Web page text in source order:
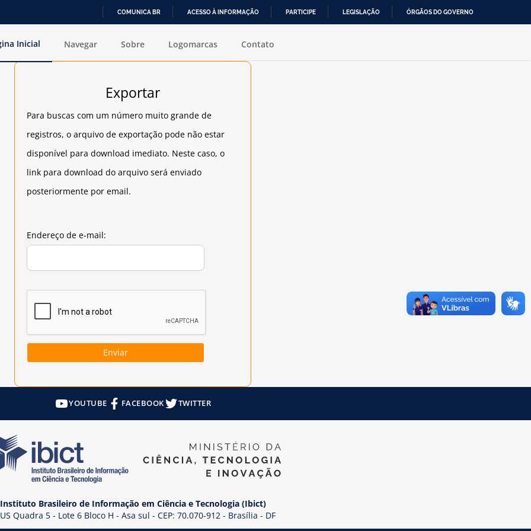
CONTEÚDO
COMUNICA BR ACESSO À INFORMAÇÃO PARTICIPE LEGISLAÇÃO ÓRGÃOS DO GOVERNO
Inicial Navegar Sobre Logomarcas Contato
Exportar
Para buscas com um número muito grande de
registros, o arquivo de exportação pode não estar
disponível para download imediato. Neste caso, o
link para download do arquivo será enviado
posteriormente por email.
Endereço de e-mail:
YOUTUBE FACEBOOK TWITTER
Instituto Brasileiro de Informação em Ciência e Tecnologia (Ibict)
Quadra 5 - Lote 6 Bloco H - Asa sul - CEP: 70.070-912 - Brasília - DF